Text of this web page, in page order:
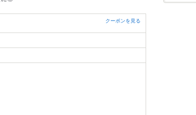
クーポンを見る